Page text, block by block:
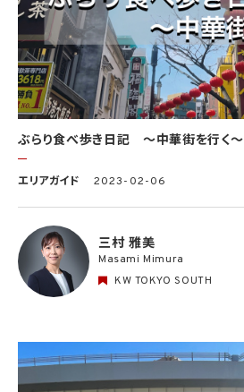
ぶらり食べ歩き日記 〜中華街を行く〜
エリアガイド 2023-02-06
三村 雅美
Masami Mimura
KW TOKYO SOUTH